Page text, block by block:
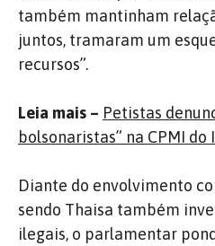
também mantinham
juntos, tramaram um
recursos”.
Leia mais – Petistas
bolsonaristas” na CPMI do
Diante do envolvimento
sendo Thaisa também
ilegais, o parlamentar